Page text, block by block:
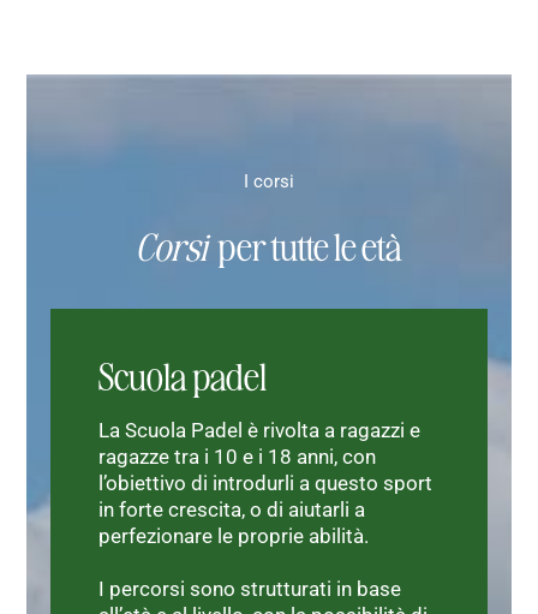
I corsi
Corsi per tutte le età
Scuola padel
La Scuola Padel è rivolta a ragazzi e
ragazze tra i 10 e i 18 anni, con
l’obiettivo di introdurli a questo sport
in forte crescita, o di aiutarli a
perfezionare le proprie abilità.
I percorsi sono strutturati in base